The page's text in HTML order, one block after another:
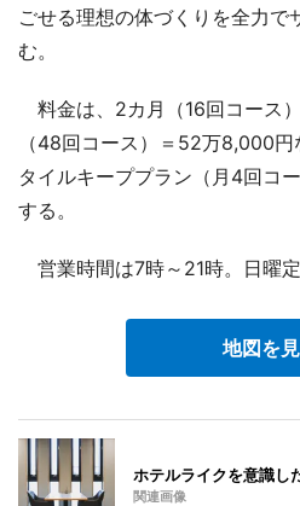
ごせる理想の体づくりを全力で
む。
料金は、2カ月（16回コース
（48回コース）＝52万8,000
タイルキーププラン（月4回コ
する。
営業時間は7時～21時。日曜定
地図を
ホテルライクを意識し
関連画像